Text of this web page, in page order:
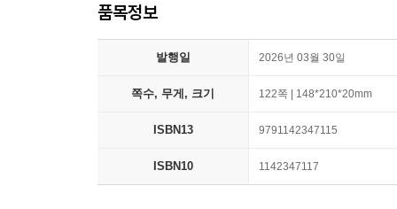
품목정보
발행일 2026년 03월 30일
쪽수, 무게, 크기 122쪽 | 148*210*20mm
ISBN13 9791142347115
ISBN10 1142347117